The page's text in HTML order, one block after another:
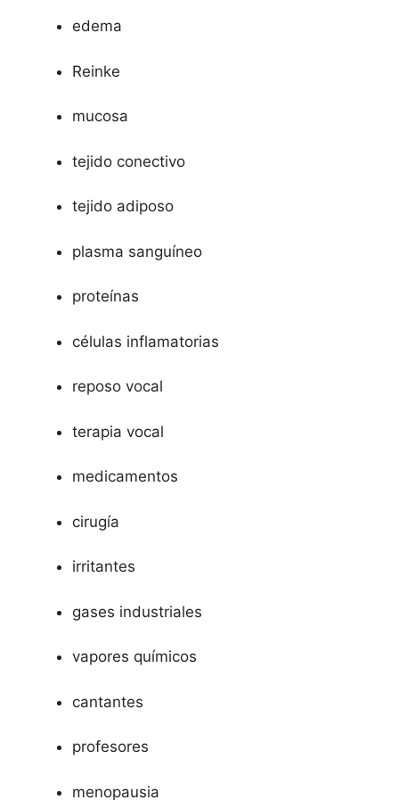
edema
Reinke
mucosa
tejido conectivo
tejido adiposo
plasma sanguíneo
proteínas
células inflamatorias
reposo vocal
terapia vocal
medicamentos
cirugía
irritantes
gases industriales
vapores químicos
cantantes
profesores
menopausia